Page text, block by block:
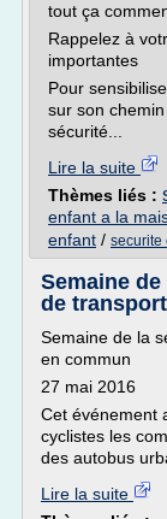
tout ça
Rappelez à
importantes
Pour
sur son
sécurité...
Lire la suite
Thèmes liés :
enfant a la
enfant / securite
Semaine
de
Semaine de la
en commun
27 mai 2016
Cet événement
cyclistes les
des autobus
Lire la suite